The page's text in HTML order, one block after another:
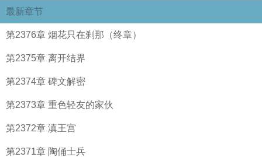
最新章节
第2376章 烟花只在刹那（终章）
第2375章 离开结界
第2374章 碑文解密
第2373章 重色轻友的家伙
第2372章 滇王宫
第2371章 陶俑士兵